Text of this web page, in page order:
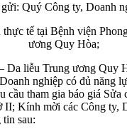
Quý Công ty, Doanh
tế tại Bệnh viện
ương Quy Hòa;
Da liễu Trung ương Quy
nghiệp có đủ năng
cầu tham gia báo giá Sửa
II; Kính mời các Công ty,
tin sau: